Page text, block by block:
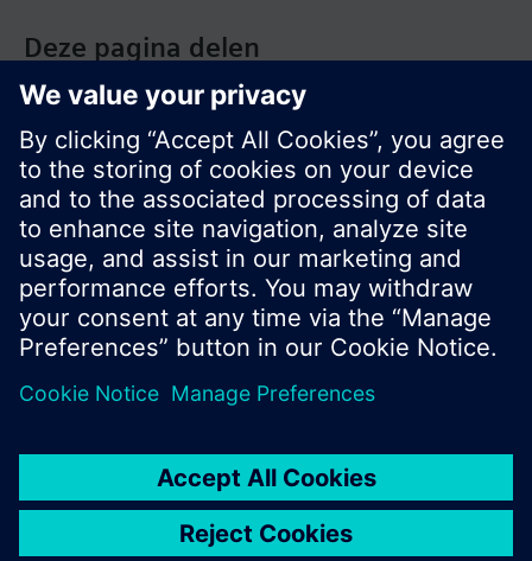
Deze pagina delen
© Siemens Nederland N.V. 2017
Productportfolio en prijzen kunnen variëren per
Bescherming persoonsgegevens
Gebruikershandleiding